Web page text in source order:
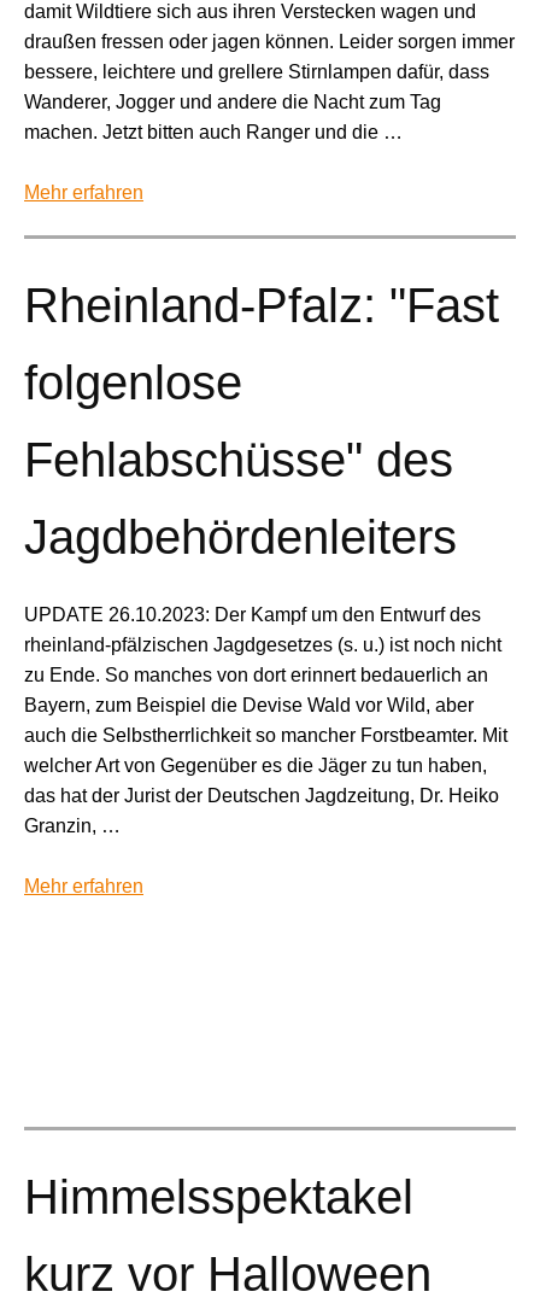
damit Wildtiere sich aus ihren Verstecken wagen und
draußen fressen oder jagen können. Leider sorgen immer
bessere, leichtere und grellere Stirnlampen dafür, dass
Wanderer, Jogger und andere die Nacht zum Tag
machen. Jetzt bitten auch Ranger und die …
Mehr erfahren
Rheinland-Pfalz: "Fast
folgenlose
Fehlabschüsse" des
Jagdbehördenleiters
UPDATE 26.10.2023: Der Kampf um den Entwurf des
rheinland-pfälzischen Jagdgesetzes (s. u.) ist noch nicht
zu Ende. So manches von dort erinnert bedauerlich an
Bayern, zum Beispiel die Devise Wald vor Wild, aber
auch die Selbstherrlichkeit so mancher Forstbeamter. Mit
welcher Art von Gegenüber es die Jäger zu tun haben,
das hat der Jurist der Deutschen Jagdzeitung, Dr. Heiko
Granzin, …
Mehr erfahren
Himmelsspektakel
kurz vor Halloween